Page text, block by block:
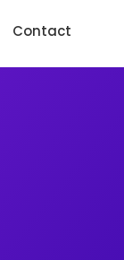
Contact